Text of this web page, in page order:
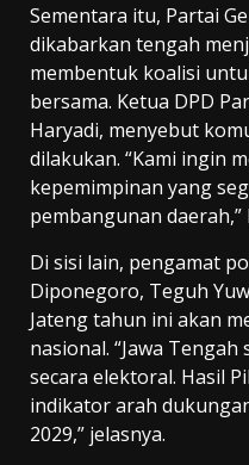
Sementara itu, Partai
dikabarkan tengah
membentuk koalisi
bersama. Ketua DPD
Haryadi, menyebut
dilakukan. “Kami ingin
kepemimpinan yang
pembangunan daerah,”
Di sisi lain, pengamat
Diponegoro, Teguh
Jateng tahun ini akan
nasional. “Jawa
secara elektoral. Hasil
indikator arah
2029,” jelasnya.